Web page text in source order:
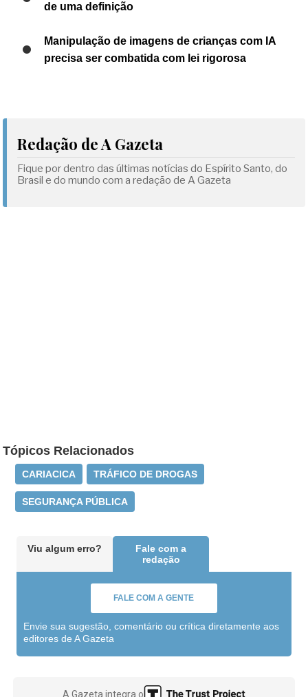
de uma definição
Manipulação de imagens de crianças com IA
precisa ser combatida com lei rigorosa
Redação de A Gazeta
Fique por dentro das últimas notícias do Espírito Santo, do
Brasil e do mundo com a redação de A Gazeta
Tópicos Relacionados
CARIACICA TRÁFICO DE DROGAS
SEGURANÇA PÚBLICA
Viu algum erro?
Fale com a
redação
FALE COM A GENTE
Envie sua sugestão, comentário ou crítica diretamente aos
editores de A Gazeta
A Gazeta integra o